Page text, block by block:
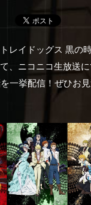
レイドッグス 黒の
、ニコニコ生放送
一挙配信！ぜひお